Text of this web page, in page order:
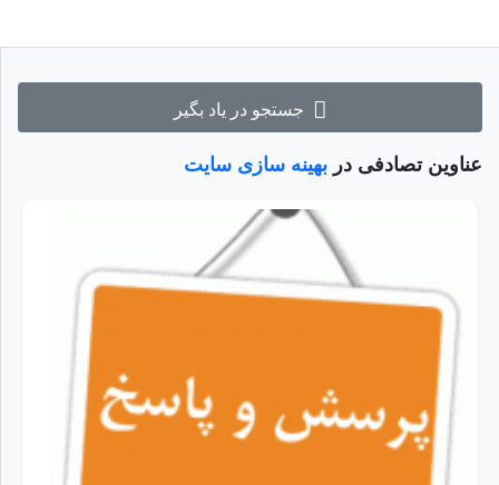
جستجو در یاد بگیر
عناوین تصادفی در بهینه سازی سایت